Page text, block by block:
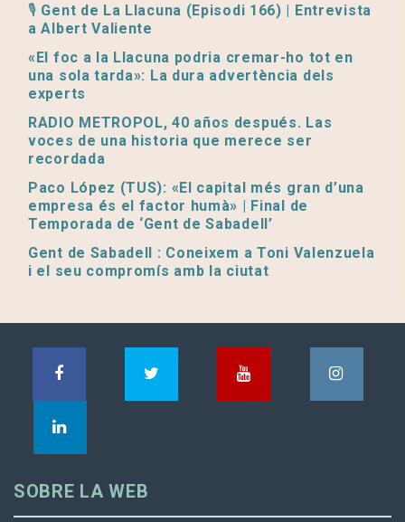
🎙️ Gent de La Llacuna (Episodi 166) | Entrevista
a Albert Valiente
«El foc a la Llacuna podria cremar-ho tot en
una sola tarda»: La dura advertència dels
experts
RADIO METROPOL, 40 años después. Las
voces de una historia que merece ser
recordada
Paco López (TUS): «El capital més gran d’una
empresa és el factor humà» | Final de
Temporada de ‘Gent de Sabadell’
Gent de Sabadell : Coneixem a Toni Valenzuela
i el seu compromís amb la ciutat
SOBRE LA WEB